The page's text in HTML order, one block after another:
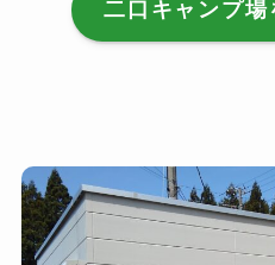
二口キャンプ場